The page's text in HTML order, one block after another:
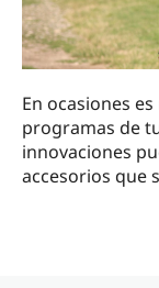
En ocasiones
programas de
innovaciones
accesorios que